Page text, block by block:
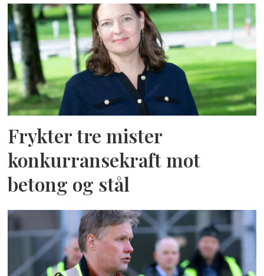
Frykter tre mister
konkurransekraft mot
betong og stål